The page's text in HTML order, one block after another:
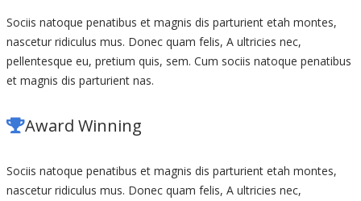
Sociis natoque penatibus et magnis dis parturient etah montes,
nascetur ridiculus mus. Donec quam felis, A ultricies nec,
pellentesque eu, pretium quis, sem. Cum sociis natoque penatibus
et magnis dis parturient nas.
Award Winning
Sociis natoque penatibus et magnis dis parturient etah montes,
nascetur ridiculus mus. Donec quam felis, A ultricies nec,